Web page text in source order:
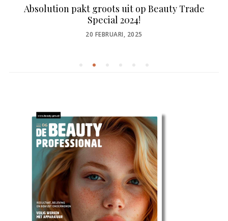
Absolution pakt groots uit op Beauty Trade
Special 2024!
POSTED
20 FEBRUARI, 2025